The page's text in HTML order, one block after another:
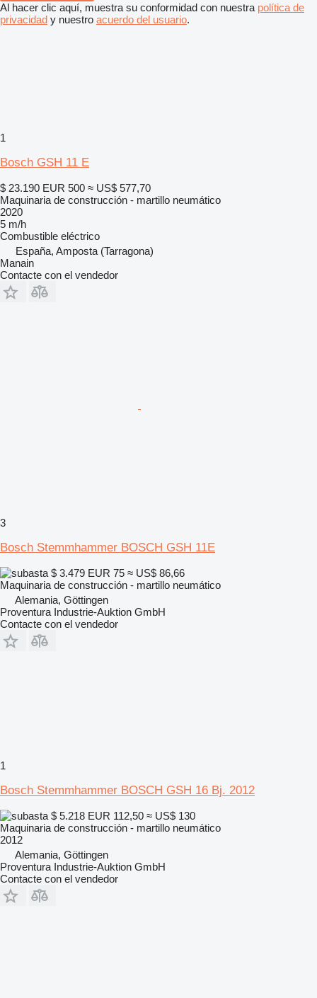
Al hacer clic aquí, muestra su conformidad con nuestra política de
privacidad y nuestro acuerdo del usuario.
1
Bosch GSH 11 E
$ 23.190 EUR 500 ≈ US$ 577,70
Maquinaria de construcción - martillo neumático
2020
5 m/h
Combustible eléctrico
España, Amposta (Tarragona)
Manain
Contacte con el vendedor
3
Bosch Stemmhammer BOSCH GSH 11E
$ 3.479 EUR 75 ≈ US$ 86,66
Maquinaria de construcción - martillo neumático
Alemania, Göttingen
Proventura Industrie-Auktion GmbH
Contacte con el vendedor
1
Bosch Stemmhammer BOSCH GSH 16 Bj. 2012
$ 5.218 EUR 112,50 ≈ US$ 130
Maquinaria de construcción - martillo neumático
2012
Alemania, Göttingen
Proventura Industrie-Auktion GmbH
Contacte con el vendedor